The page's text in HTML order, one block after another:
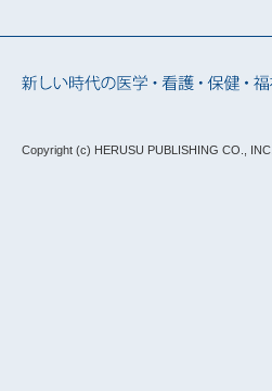
Copyright (c) HERUSU PUBLISHING CO., INC.